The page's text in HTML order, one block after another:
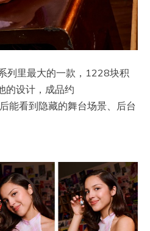
列里最大的一款，1228块积
的设计，成品约
能看到隐藏的舞台场景、后台